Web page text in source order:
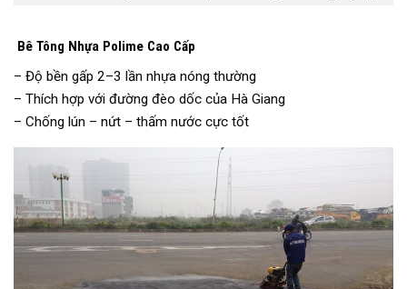
Bê Tông Nhựa Polime Cao Cấp
– Độ bền gấp 2–3 lần nhựa nóng thường
– Thích hợp với đường đèo dốc của Hà Giang
– Chống lún – nứt – thấm nước cực tốt